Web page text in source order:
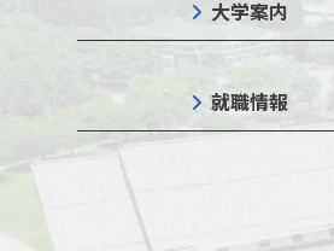
大学案内
就職情報